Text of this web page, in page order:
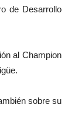
de Desarrollo
al Champion
sobre su